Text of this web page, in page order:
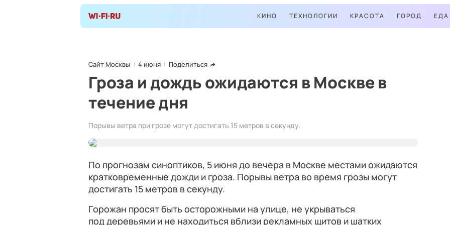
КИНО ТЕХНОЛОГИИ КРАСОТА ГОРОД ЕДА
Сайт Москвы 4 июня Поделиться
Гроза и дождь ожидаются в Москве в
течение дня
Порывы ветра при грозе могут достигать 15 метров в секунду.
По прогнозам синоптиков, 5 июня до вечера в Москве местами ожидаются
кратковременные дожди и гроза. Порывы ветра во время грозы могут
достигать 15 метров в секунду.
Горожан просят быть осторожными на улице, не укрываться
под деревьями и не находиться вблизи рекламных щитов и шатких